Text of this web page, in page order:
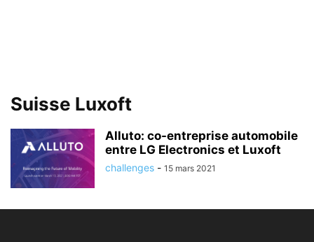
Suisse Luxoft
Alluto: co-entreprise automobile
entre LG Electronics et Luxoft
challenges - 15 mars 2021